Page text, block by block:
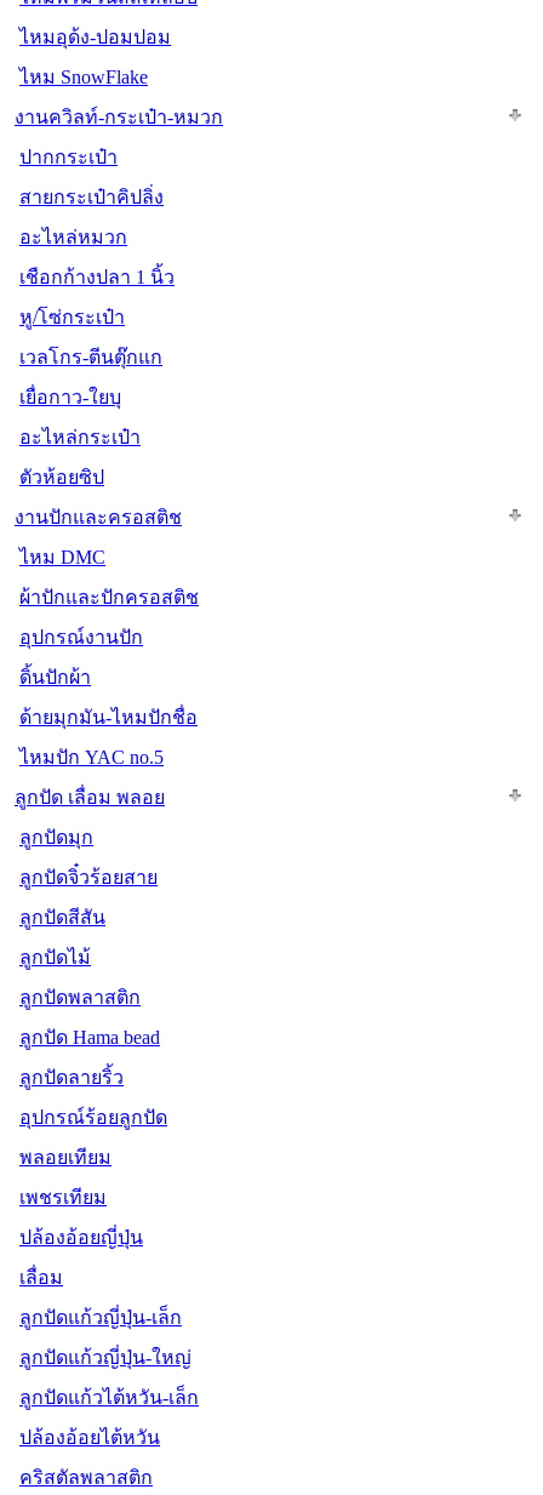
ไหมอุด้ง-ปอมปอม
ไหม SnowFlake
งานควิลท์-กระเป๋า-หมวก
ปากกระเป๋า
สายกระเป๋าคิปลิ่ง
อะไหล่หมวก
เชือกก้างปลา 1 นิ้ว
หู/โซ่กระเป๋า
เวลโกร-ตีนตุ๊กแก
เยื่อกาว-ใยบุ
อะไหล่กระเป๋า
ตัวห้อยซิป
งานปักและครอสติช
ไหม DMC
ผ้าปักและปักครอสติช
อุปกรณ์งานปัก
ดิ้นปักผ้า
ด้ายมุกมัน-ไหมปักชื่อ
ไหมปัก YAC no.5
ลูกปัด เลื่อม พลอย
ลูกปัดมุก
ลูกปัดจิ๋วร้อยสาย
ลูกปัดสีสัน
ลูกปัดไม้
ลูกปัดพลาสติก
ลูกปัด Hama bead
ลูกปัดลายริ้ว
อุปกรณ์ร้อยลูกปัด
พลอยเทียม
เพชรเทียม
ปล้องอ้อยญี่ปุ่น
เลื่อม
ลูกปัดแก้วญี่ปุ่น-เล็ก
ลูกปัดแก้วญี่ปุ่น-ใหญ่
ลูกปัดแก้วไต้หวัน-เล็ก
ปล้องอ้อยไต้หวัน
คริสตัลพลาสติก